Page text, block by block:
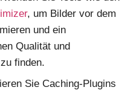
, um Bilder vor dem
und ein
Qualität und
finden.
Sie Caching-Plugins